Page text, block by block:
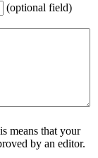
(optional field)
means that your
by an editor.